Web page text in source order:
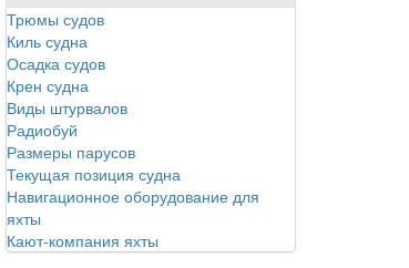
Трюмы судов
Киль судна
Осадка судов
Крен судна
Виды штурвалов
Радиобуй
Размеры парусов
Текущая позиция судна
Навигационное оборудование для
яхты
Кают-компания яхты